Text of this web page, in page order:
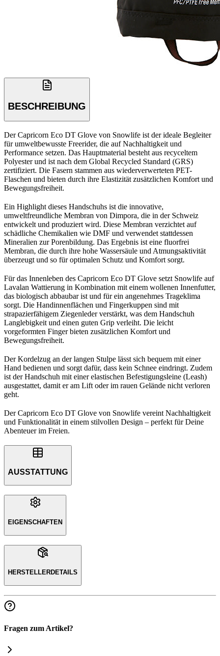
BESCHREIBUNG
Der Capricorn Eco DT Glove von Snowlife ist der ideale Begleiter
für umweltbewusste Freerider, die auf Nachhaltigkeit und
Performance setzen. Das Hauptmaterial besteht aus recyceltem
Polyester und ist nach dem Global Recycled Standard (GRS)
zertifiziert. Die Fasern stammen aus wiederverwerteten PET-
Flaschen und bieten durch ihre Elastizität zusätzlichen Komfort und
Bewegungsfreiheit.
Ein Highlight dieses Handschuhs ist die innovative,
umweltfreundliche Membran von Dimpora, die in der Schweiz
entwickelt und produziert wird. Diese Membran verzichtet auf
schädliche Chemikalien wie DMF und verwendet stattdessen
Mineralien zur Porenbildung. Das Ergebnis ist eine fluorfrei
Membran, die durch ihre hohe Wassersäule und Atmungsaktivität
überzeugt und so für optimalen Schutz und Komfort sorgt.
Für das Innenleben des Capricorn Eco DT Glove setzt Snowlife auf
Lavalan Wattierung in Kombination mit einem wollenen Innenfutter,
das biologisch abbaubar ist und für ein angenehmes Trageklima
sorgt. Die Handinnenflächen und Fingerkuppen sind mit
strapazierfähigem Ziegenleder verstärkt, was dem Handschuh
Langlebigkeit und einen guten Grip verleiht. Die leicht
vorgeformten Finger bieten zusätzlichen Komfort und
Bewegungsfreiheit.
Der Kordelzug an der langen Stulpe lässt sich bequem mit einer
Hand bedienen und sorgt dafür, dass kein Schnee eindringt. Zudem
ist der Handschuh mit einer elastischen Befestigungsleine (Leash)
ausgestattet, damit er am Lift oder im rauen Gelände nicht verloren
geht.
Der Capricorn Eco DT Glove von Snowlife vereint Nachhaltigkeit
und Funktionalität in einem stilvollen Design – perfekt für Deine
Abenteuer im Freien.
AUSSTATTUNG
EIGENSCHAFTEN
HERSTELLERDETAILS
Fragen zum Artikel?